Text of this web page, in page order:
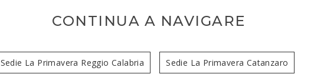
CONTINUA A NAVIGARE
Sedie La Primavera Reggio Calabria Sedie La Primavera Catanzaro